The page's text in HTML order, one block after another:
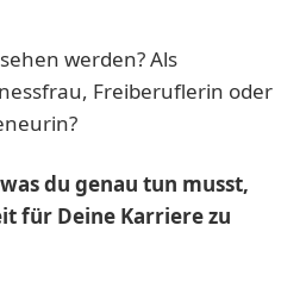
werden? Als
Freiberuflerin oder
du genau tun musst,
für Deine Karriere zu